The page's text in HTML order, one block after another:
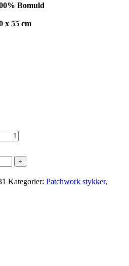
Bomuld
x 55 cm
Kategorier: Patchwork stykker,